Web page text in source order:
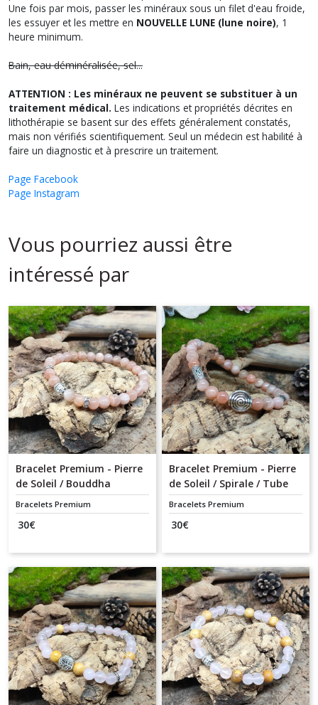
Une fois par mois, passer les minéraux sous un filet d'eau froide,
les essuyer et les mettre en NOUVELLE LUNE (lune noire), 1
heure minimum.
Bain, eau déminéralisée, sel...
ATTENTION : Les minéraux ne peuvent se substituer à un
traitement médical. Les indications et propriétés décrites en
lithothérapie se basent sur des effets généralement constatés,
mais non vérifiés scientifiquement. Seul un médecin est habilité à
faire un diagnostic et à prescrire un traitement.
Page Facebook
Page Instagram
Vous pourriez aussi être
intéressé par
Bracelet Premium - Pierre
de Soleil / Bouddha
Bracelets Premium
30€
Bracelet Premium - Pierre
de Soleil / Spirale / Tube
Tribal
Bracelets Premium
30€